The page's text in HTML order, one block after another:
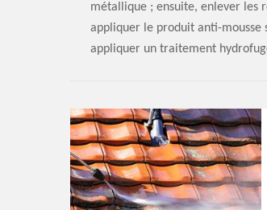
métallique ; ensuite, enlever les
appliquer le produit anti-mousse
appliquer un traitement